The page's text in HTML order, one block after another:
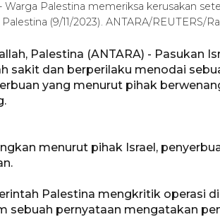
Warga Palestina memeriksa kerusakan
Palestina (9/11/2023). ANTARA/REUTERS/
Palestina (ANTARA) - Pasukan
sakit dan berperilaku menodai
yang menurut pihak
menurut pihak Israel,
Palestina mengkritik operasi
sebuah pernyataan mengatakan